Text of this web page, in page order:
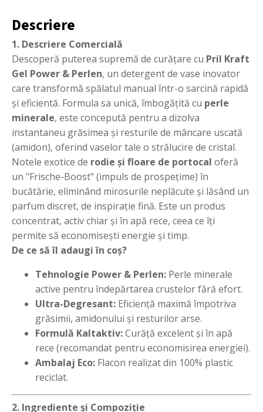
Orangenblüte
Descriere
1. Descriere Comercială
Descoperă puterea supremă de curățare cu Pril Kraft
Gel Power & Perlen, un detergent de vase inovator
care transformă spălatul manual într-o sarcină rapidă
și eficientă. Formula sa unică, îmbogățită cu perle
minerale, este concepută pentru a dizolva
instantaneu grăsimea și resturile de mâncare uscată
(amidon), oferind vaselor tale o strălucire de cristal.
Notele exotice de rodie și floare de portocal oferă
un "Frische-Boost" (impuls de prospețime) în
bucătărie, eliminând mirosurile neplăcute și lăsând un
parfum discret, de inspirație fină. Este un produs
concentrat, activ chiar și în apă rece, ceea ce îți
permite să economisești energie și timp.
De ce să îl adaugi în coș?
Tehnologie Power & Perlen: Perle minerale
active pentru îndepărtarea crustelor fără efort.
Ultra-Degresant: Eficiență maximă împotriva
grăsimii, amidonului și resturilor arse.
Formulă Kaltaktiv:Curăță excelent și în apă
rece (recomandat pentru economisirea energiei).
Ambalaj Eco: Flacon realizat din 100% plastic
reciclat.
2. Ingrediente și Compoziție